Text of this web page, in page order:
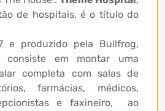
de hospitais, é o título do
e produzido pela Bullfrog,
consiste em montar uma
completa com salas de
farmácias, médicos,
e faxineiro, ao